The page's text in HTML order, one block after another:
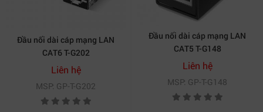
Đầu nối dài cáp mạng LAN
CAT6 T-G202
Liên hệ
MSP: GP-T-G202
Đầu nối dài cáp mạng LAN
CAT5 T-G148
Liên hệ
MSP: GP-T-G148